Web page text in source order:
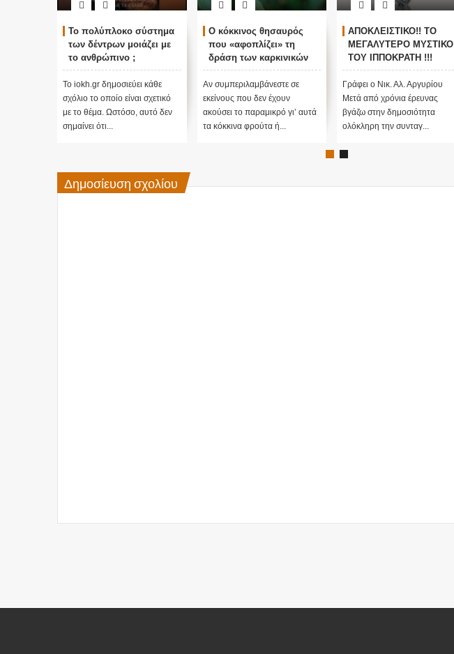
Το πολύπλοκο σύστημα
των δέντρων μοιάζει με
το ανθρώπινο ;
Το iokh.gr δημοσιεύει κάθε
σχόλιο το οποίο είναι σχετικό
με το θέμα. Ωστόσο, αυτό δεν
σημαίνει ότι...
Ο κόκκινος θησαυρός
που «αφοπλίζει» τη
δράση των καρκινικών
κυττάρων και εμποδίζει
την αλλοίωση του DNA
Aν συμπεριλαμβάνεστε σε
εκείνους που δεν έχουν
ακούσει το παραμικρό γι’ αυτά
τα κόκκινα φρούτα ή...
ΑΠΟΚΛΕΙΣΤΙΚΟ!! ΤΟ
ΜΕΓΑΛΥΤΕΡΟ ΜΥΣΤΙΚΟ
ΤΟΥ ΙΠΠΟΚΡΑΤΗ !!!
Ολόκληρη η συνταγή
από το ΕΛΙΞΗΡΙΟ ΑΕΙ !!!
Γράφει ο Νικ. Αλ. Αργυρίου
Μετά από χρόνια έρευνας
βγάζω στην δημοσιότητα
ολόκληρη την συνταγ...
Δημοσίευση σχολίου